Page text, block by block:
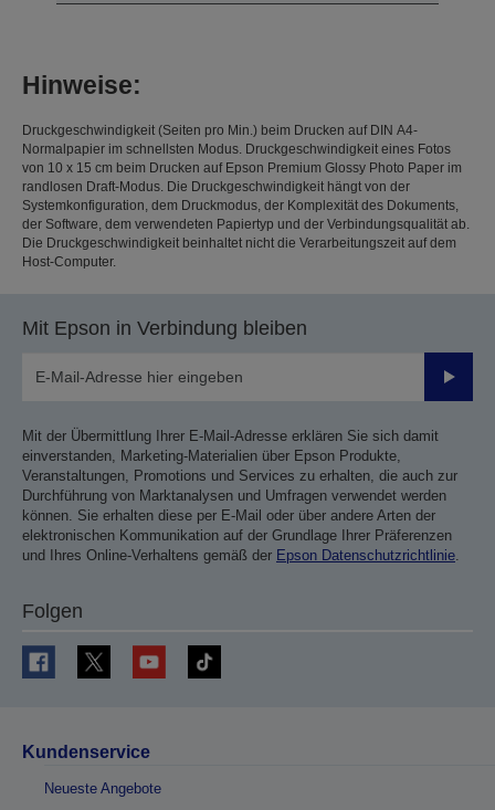
Hinweise:
Druckgeschwindigkeit (Seiten pro Min.) beim Drucken auf DIN A4-
Normalpapier im schnellsten Modus. Druckgeschwindigkeit eines Fotos
von 10 x 15 cm beim Drucken auf Epson Premium Glossy Photo Paper im
randlosen Draft-Modus. Die Druckgeschwindigkeit hängt von der
Systemkonfiguration, dem Druckmodus, der Komplexität des Dokuments,
der Software, dem verwendeten Papiertyp und der Verbindungsqualität ab.
Die Druckgeschwindigkeit beinhaltet nicht die Verarbeitungszeit auf dem
Host-Computer.
Mit Epson in Verbindung bleiben
Mit der Übermittlung Ihrer E-Mail-Adresse erklären Sie sich damit
einverstanden, Marketing-Materialien über Epson Produkte,
Veranstaltungen, Promotions und Services zu erhalten, die auch zur
Durchführung von Marktanalysen und Umfragen verwendet werden
können. Sie erhalten diese per E-Mail oder über andere Arten der
elektronischen Kommunikation auf der Grundlage Ihrer Präferenzen
und Ihres Online-Verhaltens gemäß der Epson Datenschutzrichtlinie
Folgen
Kundenservice
Neueste Angebote